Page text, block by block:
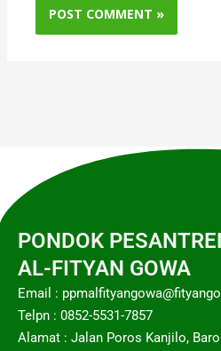
PONDOK
AL-FITYAN GOWA
Email :
Telpn : 0852-5531-7857
Alamat : Jalan Poros Kanjilo,